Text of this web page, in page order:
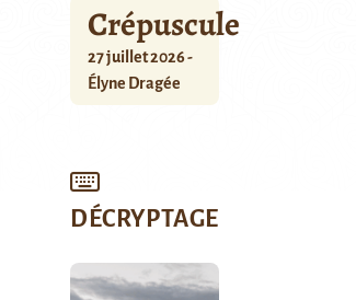
Crépuscule
27 juillet 2026 -
Élyne Dragée
DÉCRYPTAGE